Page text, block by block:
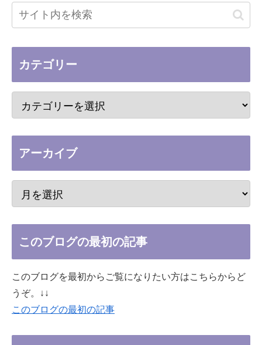
カテゴリー
アーカイブ
このブログの最初の記事
このブログを最初からご覧になりたい方はこちらからど
うぞ。↓↓
このブログの最初の記事